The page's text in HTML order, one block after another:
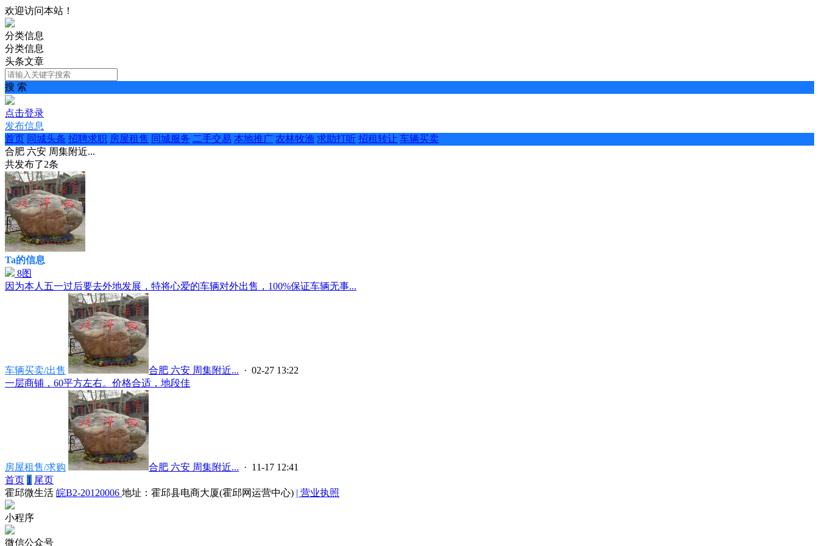
欢迎访问本站！
分类信息
分类信息
头条文章
搜 索
点击登录
发布信息
首页 同城头条 招聘求职 房屋租售 同城服务 二手交易 本地推广 农林牧渔 求助打听 招租转让 车辆买卖
合肥 六安 周集附近...
共发布了2条
Ta的信息
8图
因为本人五一过后要去外地发展，特将心爱的车辆对外出售，100%保证车辆无事...
车辆买卖/出售 合肥 六安 周集附近... · 02-27 13:22
一层商铺，60平方左右。价格合适，地段佳
房屋租售/求购 合肥 六安 周集附近... · 11-17 12:41
首页 1 尾页
霍邱微生活 皖B2-20120006 地址：霍邱县电商大厦(霍邱网运营中心) | 营业执照
小程序
微信公众号